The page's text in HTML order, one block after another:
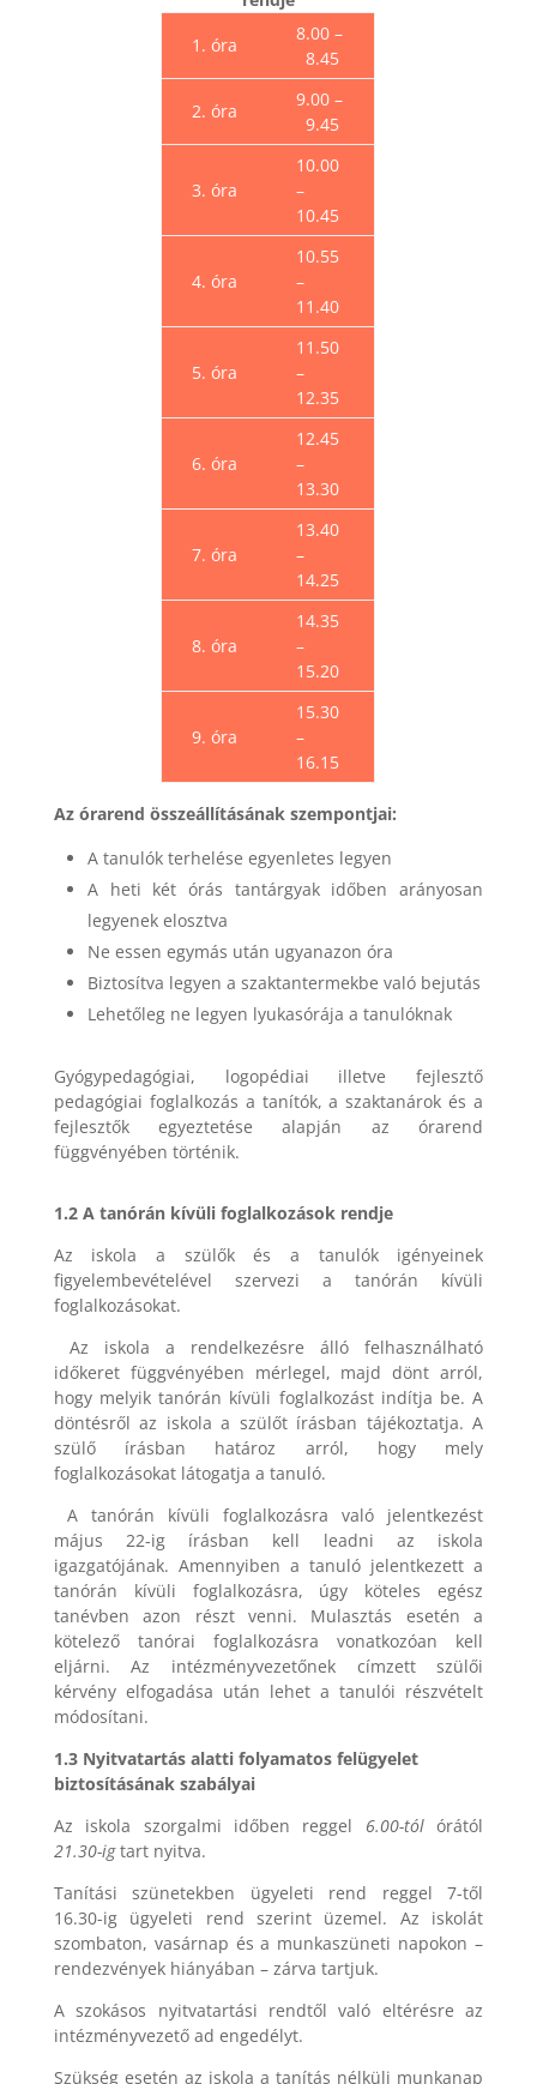
1. óra
8.00 –
8.45
2. óra
9.00 –
9.45
3. óra
10.00
–
10.45
4. óra
10.55
–
11.40
5. óra
11.50
–
12.35
6. óra
12.45
–
13.30
7. óra
13.40
–
14.25
8. óra
14.35
–
15.20
9. óra
15.30
–
16.15
Az órarend összeállításának szempontjai:
A tanulók terhelése egyenletes legyen
A heti két órás tantárgyak időben arányosan
legyenek elosztva
Ne essen egymás után ugyanazon óra
Biztosítva legyen a szaktantermekbe való bejutás
Lehetőleg ne legyen lyukasórája a tanulóknak
Gyógypedagógiai, logopédiai illetve fejlesztő
pedagógiai foglalkozás a tanítók, a szaktanárok és a
fejlesztők egyeztetése alapján az órarend
függvényében történik.
1.2 A tanórán kívüli foglalkozások rendje
Az iskola a szülők és a tanulók igényeinek
figyelembevételével szervezi a tanórán kívüli
foglalkozásokat.
Az iskola a rendelkezésre álló felhasználható
időkeret függvényében mérlegel, majd dönt arról,
hogy melyik tanórán kívüli foglalkozást indítja be. A
döntésről az iskola a szülőt írásban tájékoztatja. A
szülő írásban határoz arról, hogy mely
foglalkozásokat látogatja a tanuló.
A tanórán kívüli foglalkozásra való jelentkezést
május 22-ig írásban kell leadni az iskola
igazgatójának. Amennyiben a tanuló jelentkezett a
tanórán kívüli foglalkozásra, úgy köteles egész
tanévben azon részt venni. Mulasztás esetén a
kötelező tanórai foglalkozásra vonatkozóan kell
eljárni. Az intézményvezetőnek címzett szülői
kérvény elfogadása után lehet a tanulói részvételt
módosítani.
1.3 Nyitvatartás alatti folyamatos felügyelet
biztosításának szabályai
Az iskola szorgalmi időben reggel 6.00-tólórától
21.30-igtart nyitva.
Tanítási szünetekben ügyeleti rend reggel 7-től
16.30-ig ügyeleti rend szerint üzemel. Az iskolát
szombaton, vasárnap és a munkaszüneti napokon –
rendezvények hiányában – zárva tartjuk.
A szokásos nyitvatartási rendtől való eltérésre az
intézményvezető ad engedélyt.
Szükség esetén az iskola a tanítás nélküli munkanap